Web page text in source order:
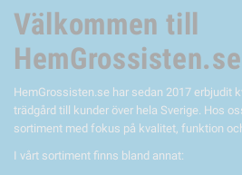
Välkommen till
HemGrossisten.se
HemGrossisten.se har sedan 2017 erbjudit
trädgård till kunder över hela Sverige. Hos
sortiment med fokus på kvalitet, funktion
I vårt sortiment finns bland annat: